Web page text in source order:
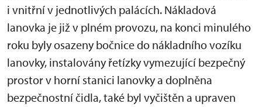
i vnitřní v jednotlivých palácích. Nákladová
lanovka je již v plném provozu, na konci minulého
roku byly osazeny bočnice do nákladního vozíku
lanovky, instalovány řetízky vymezující bezpečný
prostor v horní stanici lanovky a doplněna
bezpečnostní čidla, také byl vyčištěn a upraven